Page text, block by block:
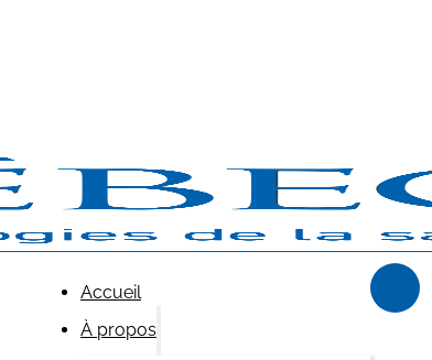
Accueil
À propos